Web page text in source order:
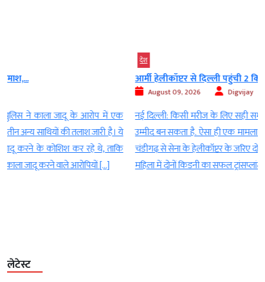
आर्मी हेलीकॉप्टर से दिल्ली पहुंची 2 किडनी, महिला...
नई दिल्ली: किसी मरीज के लिए सही समय पर मिलने वाला अंग जिंदगी की नई
उम्मीद बन सकता है. ऐसा ही एक मामला दिल्ली के AIIMS में सामने आया, जहां
चंडीगढ़ से सेना के हेलीकॉप्टर के जरिए दो किडनी दिल्ली लाई गईं और 56 वर्षीय
महिला में दोनों किडनी का सफल ट्रांसप्लांट किया गया. खास […]
लेटेस्ट